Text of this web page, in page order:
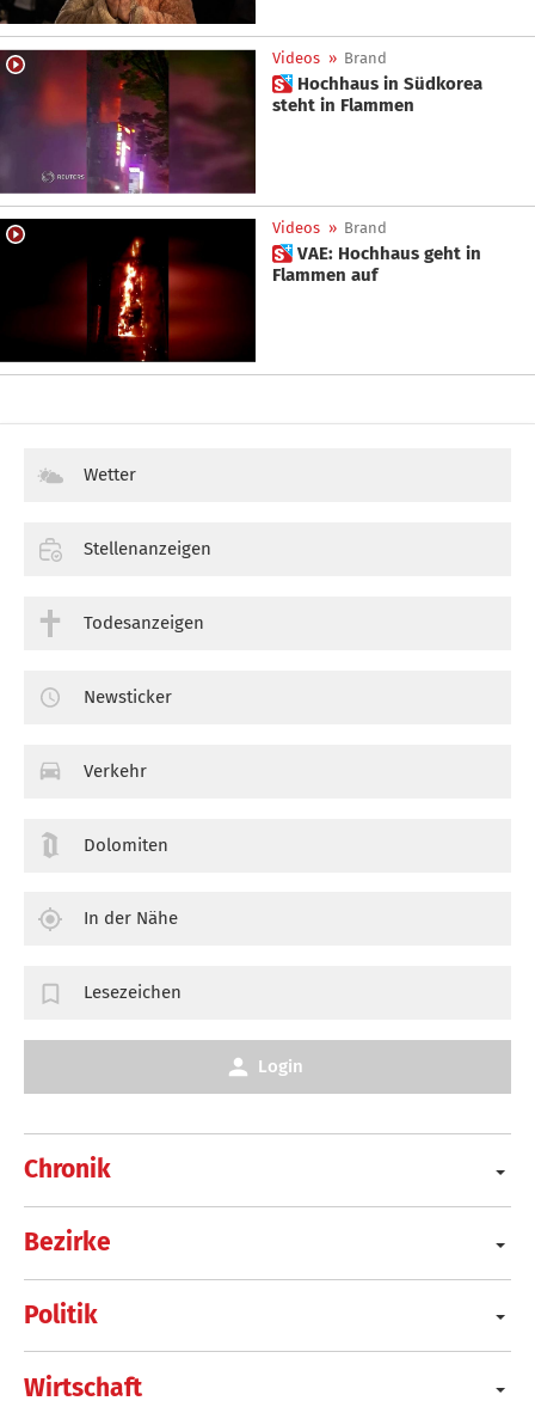
Videos » Brand
 Hochhaus in Südkorea
steht in Flammen
Videos » Brand
 VAE: Hochhaus geht in
Flammen auf
Chronik
Bezirke
Politik
Wirtschaft
Wetter
Stellenanzeigen
Todesanzeigen
Newsticker
Verkehr
Dolomiten
In der Nähe
Lesezeichen
Login